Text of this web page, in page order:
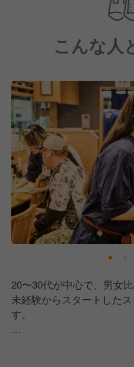
最高の笑顔で働ける環境
お客様が「ただいま！」
この街の“元気の源”とな
こんな人
20〜30代が中心で、男女
未経験からスタートした
す。
む！」そんな想いを共有